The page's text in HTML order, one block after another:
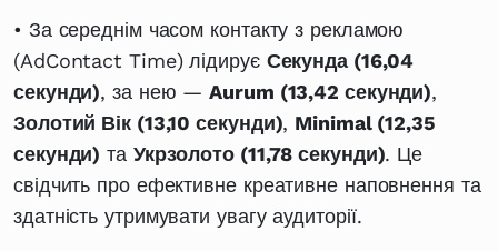
• За середнім часом контакту з рекламою
(AdContact Time) лідирує Секунда (16,04
секунди), за нею —Aurum (13,42 секунди),
Золотий Вік (13,10 секунди), Minimal (12,35
секунди) та Укрзолото (11,78 секунди). Це
свідчить про ефективне креативне наповнення та
здатність утримувати увагу аудиторії.